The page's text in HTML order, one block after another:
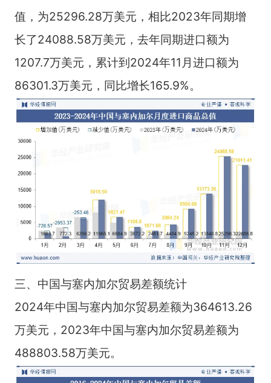
值，为25296.28万美元，相比2023年同期增
长了24088.58万美元，去年同期进口额为
1207.7万美元，累计到2024年11月进口额为
86301.3万美元，同比增长165.9%。
三、中国与塞内加尔贸易差额统计
2024年中国与塞内加尔贸易差额为364613.26
万美元，2023年中国与塞内加尔贸易差额为
488803.58万美元。